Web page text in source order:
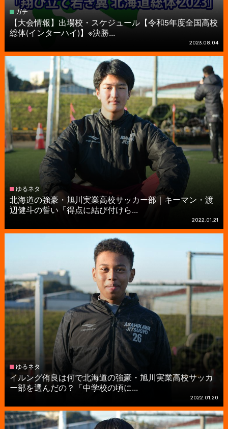
ガチ
【大会情報】出場校・スケジュール【令和5年度全国高校
総体(インターハイ)】※決勝...
2023.08.04
ゆるネタ
北海道の強豪・旭川実業高校サッカー部｜キーマン・渡
辺健斗の誓い「得点に結び付けら...
2022.01.21
ゆるネタ
イルング侑良は何で北海道の強豪・旭川実業高校サッカ
ー部を選んだの？「中学校の頃に...
2022.01.20